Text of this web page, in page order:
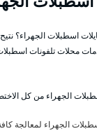
اسطبلات الجهراء؟
محلات تلفونات
الجهراء من كل
الجهراء لمعالجة